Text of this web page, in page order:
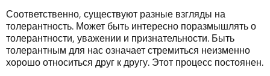
Соответственно, существуют разные взгляды на
толерантность. Может быть интересно поразмышлять о
толерантности, уважении и признательности. Быть
толерантным для нас означает стремиться неизменно
хорошо относиться друг к другу. Этот процесс постоянен.